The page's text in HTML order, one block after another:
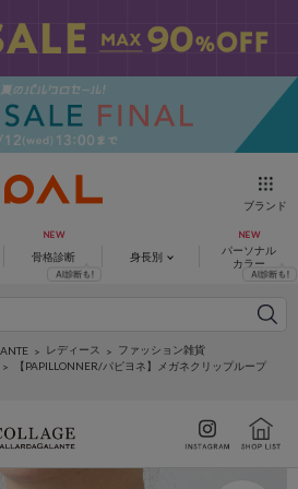
ブランド
骨格診断 身長別
パーソナル
カラー
レディース
ファッション雑貨
【PAPILLONNER/パピヨネ】メガネクリップループ